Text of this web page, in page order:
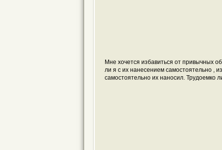
Мне хочется избавиться от привычных
ли я с их нанесением самостоятельно ,
самостоятельно их наносил. Трудоемко